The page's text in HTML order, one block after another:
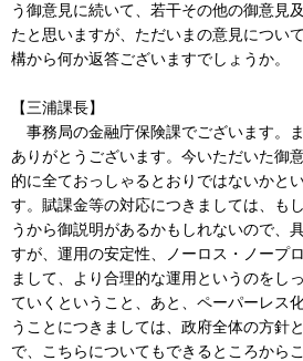
う御意見に続いて、若干その他の御意見
たと思いますが、ただいまの意見につい
構から何か返答ございますでしょうか。
【三浦課長】
事務局の金融庁保険課でございます。
ありがとうございます。今いただいた御
的に全ておっしゃるとおりではないかと
す。賦課金等の対応につきましては、も
うから御説明があるかもしれないので、
すが、運用の安定性、ノーロス・ノープ
まして、より合理的な運用というのをし
ていくということ、あと、ペーパーレス
うことにつきましては、政府全体の方針
で、こちらについてもできるところから